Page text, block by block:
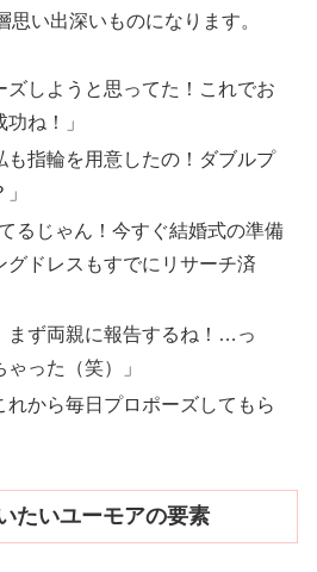
思い出深いものになります。
ズしようと思ってた！これでお
ね！」
も指輪を用意したの！ダブルプ
るじゃん！今すぐ結婚式の準備
グドレスもすでにリサーチ済
まず両親に報告するね！…っ
った（笑）」
れから毎日プロポーズしてもら
たいユーモアの要素